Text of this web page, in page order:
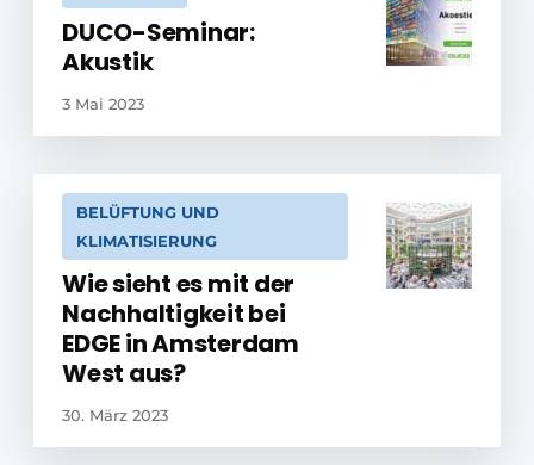
DUCO-Seminar:
Akustik
3 Mai 2023
BELÜFTUNG UND
KLIMATISIERUNG
Wie sieht es mit der
Nachhaltigkeit bei
EDGE in Amsterdam
West aus?
30. März 2023